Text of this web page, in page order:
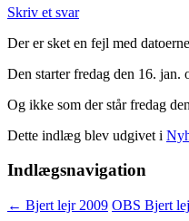
Skriv et svar
Der er sket en fejl med
Den starter fredag den 16. jan.
Og ikke som der står fredag
Dette indlæg blev udgivet i
Indlægsnavigation
← Bjert lejr 2009 OBS Bjert